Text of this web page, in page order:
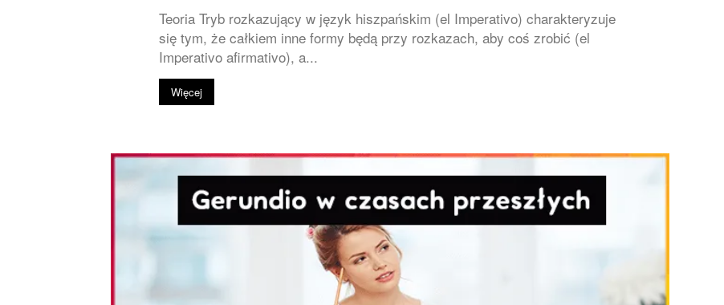
Teoria Tryb rozkazujący w język hiszpańskim (el Imperativo) charakteryzuje
się tym, że całkiem inne formy będą przy rozkazach, aby coś zrobić (el
Imperativo afirmativo), a...
Więcej